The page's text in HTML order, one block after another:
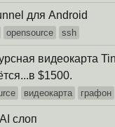
для Android
opensource ssh
видеокарта
$1500.
видеокарта графон
слоп